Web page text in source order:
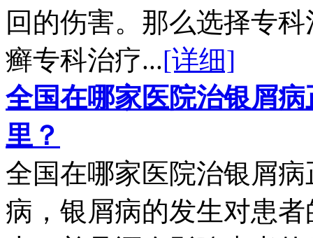
回的伤害。那么选择专
癣专科治疗...[详细]
全国在哪家医院治银屑
里？
全国在哪家医院治银屑
病，银屑病的发生对患